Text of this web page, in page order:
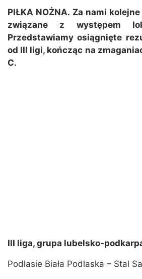
PIŁKA NOŻNA. Za nami
związane z występem
Przedstawiamy osiągnięte
od III ligi, kończąc na
C.
III liga, grupa lubelsko-
Podlasie Biała Podlaska – Stal